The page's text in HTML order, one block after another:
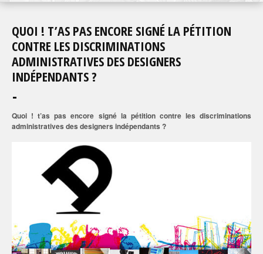
QUOI ! T’AS PAS ENCORE SIGNÉ LA PÉTITION
CONTRE LES DISCRIMINATIONS
ADMINISTRATIVES DES DESIGNERS
INDÉPENDANTS ?
Quoi ! t’as pas encore signé la pétition contre les discriminations
administratives des designers indépendants ?